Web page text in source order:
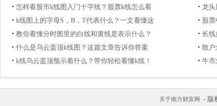
怎样看股市k线图入门十字线？股票k线怎么看
k线图上的字母S，B，T代表什么？一文看懂这
教你看懂分时图里的白线和黄线是表示什么？
什么是乌云盖顶k线图？这篇文章告诉你答案
k线乌云盖顶预示着什么？带你轻松看懂k线！
龙头
股
长线
散户
牛市
关于南方财富网 － 版